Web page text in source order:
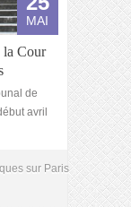
MAI
la Cour
de
avril
sur Paris